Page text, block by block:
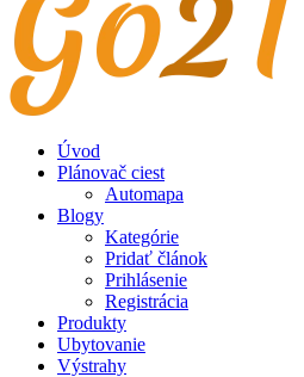
Úvod
Plánovač ciest
Automapa
Blogy
Kategórie
Pridať článok
Prihlásenie
Registrácia
Produkty
Ubytovanie
Výstrahy